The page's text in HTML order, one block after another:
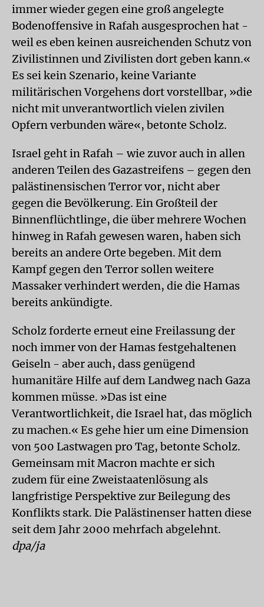
immer wieder gegen eine groß angelegte
Bodenoffensive in Rafah ausgesprochen hat -
weil es eben keinen ausreichenden Schutz von
Zivilistinnen und Zivilisten dort geben kann.«
Es sei kein Szenario, keine Variante
militärischen Vorgehens dort vorstellbar, »die
nicht mit unverantwortlich vielen zivilen
Opfern verbunden wäre«, betonte Scholz.
Israel geht in Rafah – wie zuvor auch in allen
anderen Teilen des Gazastreifens – gegen den
palästinensischen Terror vor, nicht aber
gegen die Bevölkerung. Ein Großteil der
Binnenflüchtlinge, die über mehrere Wochen
hinweg in Rafah gewesen waren, haben sich
bereits an andere Orte begeben. Mit dem
Kampf gegen den Terror sollen weitere
Massaker verhindert werden, die die Hamas
bereits ankündigte.
Scholz forderte erneut eine Freilassung der
noch immer von der Hamas festgehaltenen
Geiseln - aber auch, dass genügend
humanitäre Hilfe auf dem Landweg nach Gaza
kommen müsse. »Das ist eine
Verantwortlichkeit, die Israel hat, das möglich
zu machen.« Es gehe hier um eine Dimension
von 500 Lastwagen pro Tag, betonte Scholz.
Gemeinsam mit Macron machte er sich
zudem für eine Zweistaatenlösung als
langfristige Perspektive zur Beilegung des
Konflikts stark. Die Palästinenser hatten diese
seit dem Jahr 2000 mehrfach abgelehnt.
dpa/ja